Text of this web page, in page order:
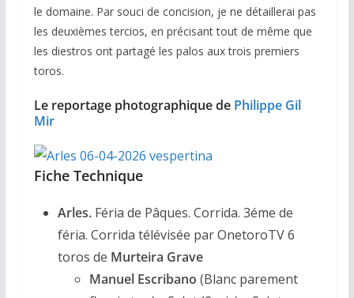
le domaine. Par souci de concision, je ne détaillerai pas
les deuxièmes tercios, en précisant tout de même que
les diestros ont partagé les palos aux trois premiers
toros.
Le reportage photographique de Philippe Gil
Mir
Fiche Technique
Arles.Féria de Pâques. Corrida. 3éme de
féria. Corrida télévisée par OnetoroTV 6
toros de Murteira Grave
Manuel Escribano (Blanc parement